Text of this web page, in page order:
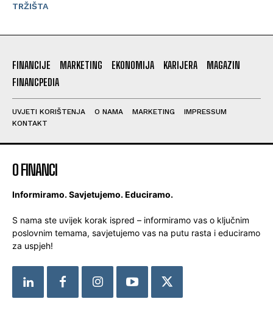
TRŽIŠTA
FINANCIJE MARKETING EKONOMIJA KARIJERA
MAGAZIN
FINANCPEDIA
UVJETI KORIŠTENJA O NAMA MARKETING
IMPRESSUM
KONTAKT
O FINANCI
Informiramo. Savjetujemo. Educiramo.
S nama ste uvijek korak ispred – informiramo vas o ključnim
poslovnim temama, savjetujemo vas na putu rasta i educiramo
za uspjeh!